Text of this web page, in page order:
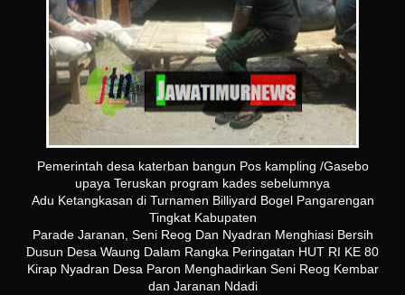
Pemerintah desa katerban bangun Pos kampling /Gasebo
upaya Teruskan program kades sebelumnya
Adu Ketangkasan di Turnamen Billiyard Bogel Pangarengan
Tingkat Kabupaten
Parade Jaranan, Seni Reog Dan Nyadran Menghiasi Bersih
Dusun Desa Waung Dalam Rangka Peringatan HUT RI KE 80
Kirap Nyadran Desa Paron Menghadirkan Seni Reog Kembar
dan Jaranan Ndadi